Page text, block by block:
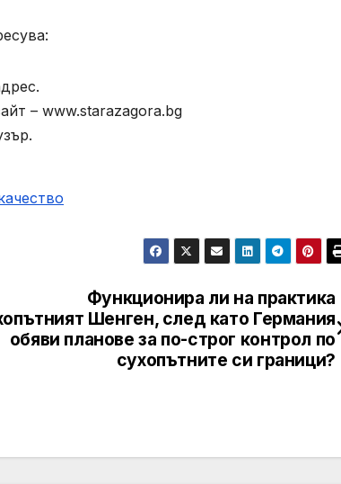
– www.starazagora.bg
Функционира ли на практика
Шенген, след като Германия
обяви планове за по-строг контрол по
сухопътните си граници?